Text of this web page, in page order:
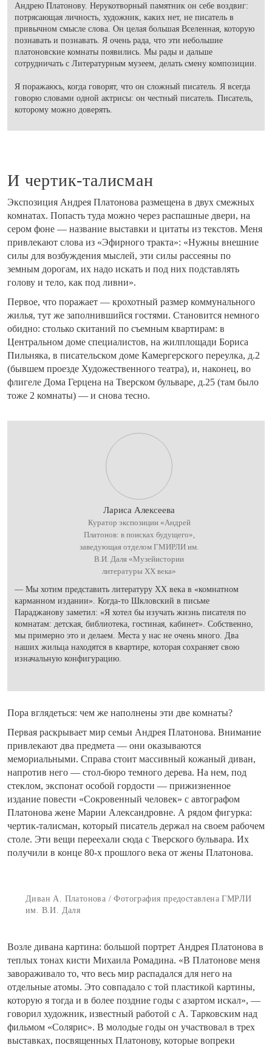
Андрею Платонову. Нерукотворный памятник он себе воздвиг:
потрясающая личность, художник, каких нет, не писатель в
привычном смысле слова. Он целая большая Вселенная, которую
познавать и познавать. Я очень рада, что эти небольшие
платоновские комнаты появились. Мы рады и дальше
сотрудничать с Литературным музеем, делать смену композиции.
Я поражаюсь, когда говорят, что он сложный писатель. Я всегда
говорю словами одной актрисы: он честный писатель. Писатель,
которому можно доверять.
И чертик-талисман
Экспозиция Андрея Платонова размещена в двух смежных
комнатах. Попасть туда можно через распашные двери, на
сером фоне — название выставки и цитаты из текстов. Меня
привлекают слова из «Эфирного тракта»: «Нужны внешние
силы для возбуждения мыслей, эти силы рассеяны по
земным дорогам, их надо искать и под них подставлять
голову и тело, как под ливни».
Первое, что поражает — крохотный размер коммунального
жилья, тут же заполнившийся гостями. Становится немного
обидно: столько скитаний по съемным квартирам: в
Центральном доме специалистов, на жилплощади Бориса
Пильняка, в писательском доме Камергерского переулка, д.2
(бывшем проезде Художественного театра), и, наконец, во
флигеле Дома Герцена на Тверском бульваре, д.25 (там было
тоже 2 комнаты) — и снова тесно.
Лариса Алексеева
Куратор экспозиции «Андрей
Платонов: в поисках будущего»,
заведующая отделом ГМИРЛИ им.
В.И. Даля «Музейистории
литературы XX века»
— Мы хотим представить литературу XX века в «комнатном
карманном издании». Когда-то Шкловский в письме
Параджанову заметил: «Я хотел бы изучать жизнь писателя по
комнатам: детская, библиотека, гостиная, кабинет». Собственно,
мы примерно это и делаем. Места у нас не очень много. Два
наших жильца находятся в квартире, которая сохраняет свою
изначальную конфигурацию.
Пора вглядеться: чем же наполнены эти две комнаты?
Первая раскрывает мир семьи Андрея Платонова. Внимание
привлекают два предмета — они оказываются
мемориальными. Справа стоит массивный кожаный диван,
напротив него — стол-бюро темного дерева. На нем, под
стеклом, экспонат особой гордости — прижизненное
издание повести «Сокровенный человек» с автографом
Платонова жене Марии Александровне. А рядом фигурка:
чертик-талисман, который писатель держал на своем рабочем
столе. Эти вещи переехали сюда с Тверского бульвара. Их
получили в конце 80-х прошлого века от жены Платонова.
Диван А. Платонова / Фотография предоставлена ГМРЛИ
им. В.И. Даля
Возле дивана картина: большой портрет Андрея Платонова в
теплых тонах кисти Михаила Ромадина. «В Платонове меня
завораживало то, что весь мир распадался для него на
отдельные атомы. Это совпадало с той пластикой картины,
которую я тогда и в более поздние годы с азартом искал», —
говорил художник, известный работой с А. Тарковским над
фильмом «Солярис». В молодые годы он участвовал в трех
выставках, посвященных Платонову, которые вопреки